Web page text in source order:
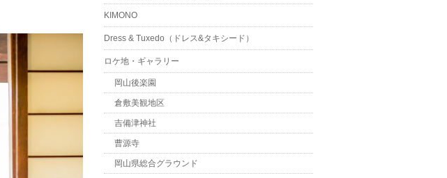
KIMONO
Dress & Tuxedo（ドレス&タキシード）
ロケ地・ギャラリー
岡山後楽園
倉敷美観地区
吉備津神社
曹源寺
岡山県総合グラウンド